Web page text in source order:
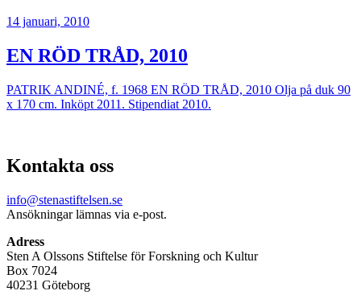
14 januari, 2010
EN RÖD TRÅD, 2010
PATRIK ANDINÉ, f. 1968 EN RÖD TRÅD, 2010 Olja på duk 90
x 170 cm. Inköpt 2011. Stipendiat 2010.
Kontakta oss
info@stenastiftelsen.se
Ansökningar lämnas via e-post.
Adress
Sten A Olssons Stiftelse för Forskning och Kultur
Box 7024
40231 Göteborg